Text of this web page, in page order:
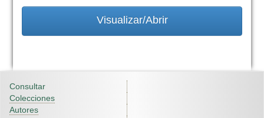
Visualizar/Abrir
Consultar
Colecciones
Autores